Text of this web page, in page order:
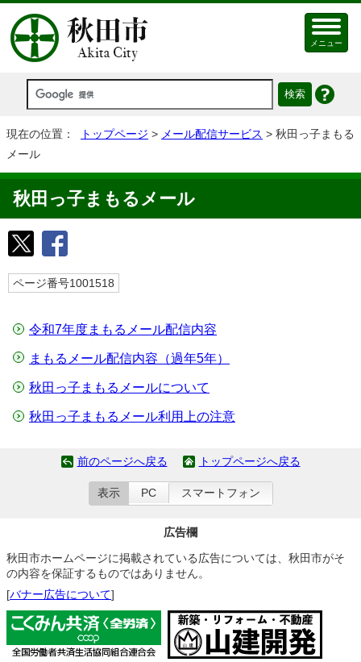
メニュー
現在の位置： トップページ > メール配信サービス > 秋田っ子まもる
メール
秋田っ子まもるメール
ページ番号1001518
令和7年度まもるメール配信内容
まもるメール配信内容（過年5年）
秋田っ子まもるメールについて
秋田っ子まもるメール利用上の注意
前のページへ戻る トップページへ戻る
表示 PC スマートフォン
広告欄
秋田市ホームページに掲載されている広告については、秋田市がそ
の内容を保証するものではありません。
[バナー広告について]